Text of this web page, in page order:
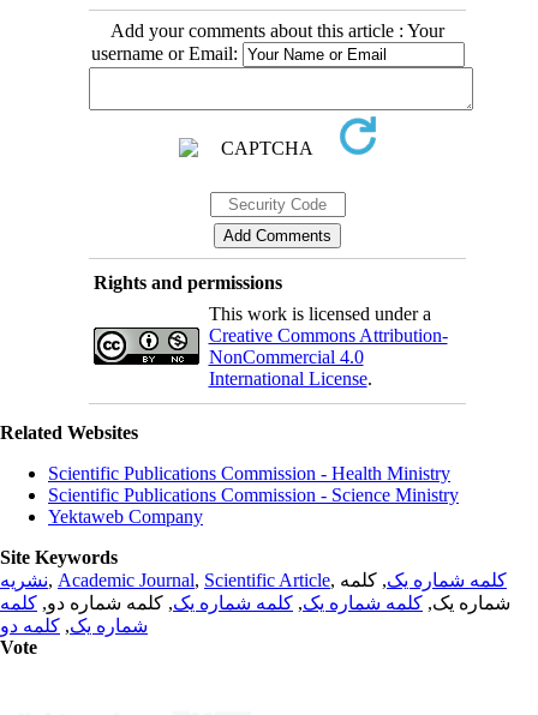
Add your comments about this article : Your
username or Email:
Rights and permissions
This work is licensed under a
Creative Commons Attribution-
NonCommercial 4.0
International License.
Related Websites
Scientific Publications Commission - Health Ministry
Scientific Publications Commission - Science Ministry
Yektaweb Company
Site Keywords
نشریه, Academic Journal, Scientific Article, کلمه شماره یک, کلمه
شماره یک, کلمه شماره یک, کلمه شماره یک, کلمه شماره دو, کلمه
شماره یک, کلمه دو
Vote